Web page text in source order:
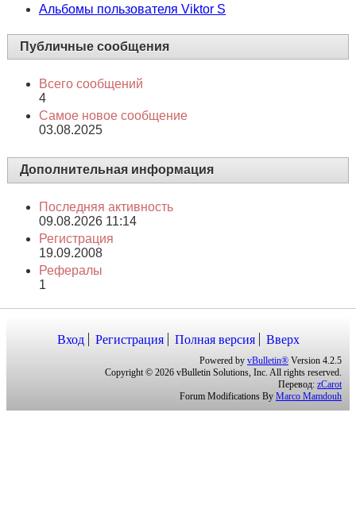
Альбомы пользователя Viktor S
Публичные сообщения
Всего сообщений
4
Самое новое сообщение
03.08.2025
Дополнительная информация
Последняя активность
09.08.2026 11:14
Регистрация
19.09.2008
Рефералы
1
Вход Регистрация Полная версия Вверх
Powered by vBulletin® Version 4.2.5
Copyright © 2026 vBulletin Solutions, Inc. All rights reserved.
Перевод: zCarot
Forum Modifications By Marco Mamdouh